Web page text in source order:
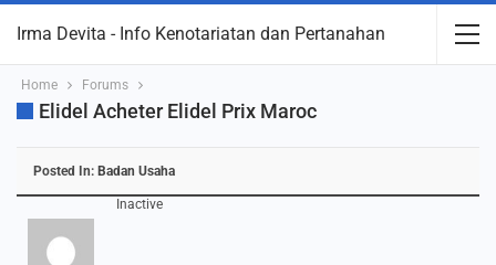
Irma Devita - Info Kenotariatan dan Pertanahan
Home Forums
Elidel Acheter Elidel Prix Maroc
Posted In: Badan Usaha
Inactive